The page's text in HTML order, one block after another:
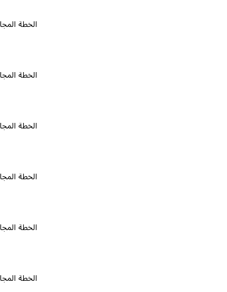
الخطة المجانية ٠
الخطة المجانية ٠
الخطة المجانية ٠
الخطة المجانية ٠
الخطة المجانية ٠
الخطة المجانية ٠